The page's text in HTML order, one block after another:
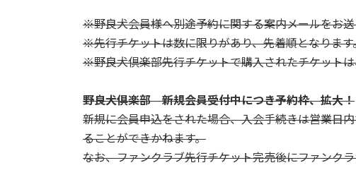
※野良犬会員様へ別途予約に関する案内メールをお
※先行チケットは数に限りがあり、先着順となります
※野良犬倶楽部先行チケットで購入されたチケット
野良犬倶楽部 新規会員受付中につき予約枠、拡大！
新規に会員申込をされた場合、入会手続きは営業日
ることができかねます。
なお、ファンクラブ先行チケット完売後にファンク